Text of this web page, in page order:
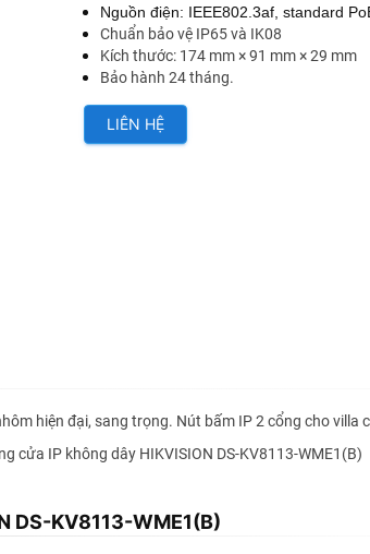
Nguồn điện: IEEE802.3af, standard
Chuẩn bảo vệ IP65 và IK08
Kích thước: 174 mm × 91 mm × 29 mm
Bảo hành 24 tháng.
LIÊN HỆ
hiện đại, sang trọng. Nút bấm IP 2 cổng cho
DS-KV8113-WME1(B)